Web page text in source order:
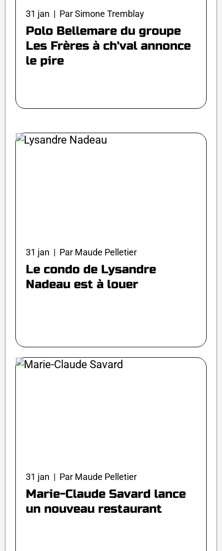
31 jan | Par Simone Tremblay
Polo Bellemare du groupe
Les Frères à ch'val annonce
le pire
31 jan | Par Maude Pelletier
Le condo de Lysandre
Nadeau est à louer
31 jan | Par Maude Pelletier
Marie-Claude Savard lance
un nouveau restaurant